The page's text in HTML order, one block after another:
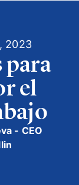
2023
para
el
- CEO